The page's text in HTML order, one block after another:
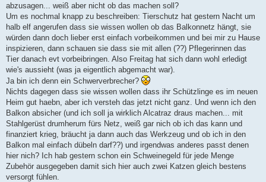
abzusagen... weiß aber nicht ob das machen soll?
Um es nochmal knapp zu beschreiben: Tierschutz hat gestern Nacht um
halb elf angerufen dass sie wissen wollen ob das Balkonnetz hängt, sie
würden dann doch lieber erst einfach vorbeikommen und bei mir zu Hause
inspizieren, dann schauen sie dass sie mit allen (??) Pflegerinnen das
Tier danach evt vorbeibringen. Also Freitag hat sich dann wohl erledigt
wie's aussieht (was ja eigentlich abgemacht war).
Ja bin ich denn ein Schwerverbrecher?
Nichts dagegen dass sie wissen wollen dass ihr Schützlinge es im neuen
Heim gut haebn, aber ich versteh das jetzt nicht ganz. Und wenn ich den
Balkon absicher (und ich soll ja wirklich Alcatraz draus machen... mit
Stahlgerüst drumherum fürs Netz, weiß gar nich ob ich das kann und
finanziert krieg, bräucht ja dann auch das Werkzeug und ob ich in den
Balkon mal einfach dübeln darf??) und irgendwas anderes passt denen
hier nich? Ich hab gestern schon ein Schweinegeld für jede Menge
Zubehör ausgegeben damit sich hier auch zwei Katzen gleich bestens
versorgt fühlen.